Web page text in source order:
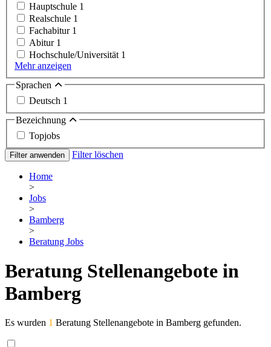
Hauptschule 1
Realschule 1
Fachabitur 1
Abitur 1
Hochschule/Universität 1
Mehr anzeigen
Sprachen
Deutsch 1
Bezeichnung
Topjobs
Filter anwenden Filter löschen
Home
>
Jobs
>
Bamberg
>
Beratung Jobs
Beratung Stellenangebote in
Bamberg
Es wurden 1 Beratung Stellenangebote in Bamberg gefunden.